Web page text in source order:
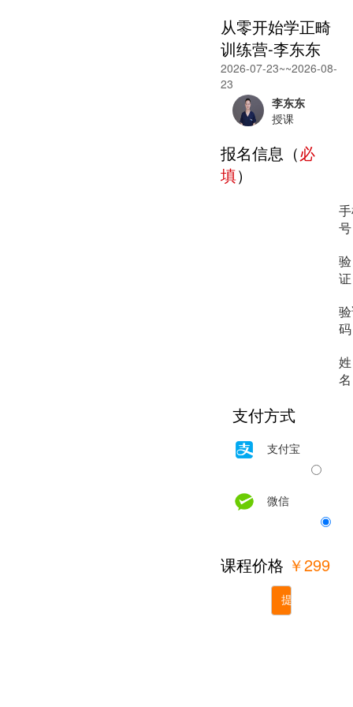
从零开始学正畸
训练营-李东东
2026-07-23~~2026-08-
23
李东东
授课
报名信息（必
填）
验
姓
支付方式
支付宝
微信
课程价格 ￥299
提交订单